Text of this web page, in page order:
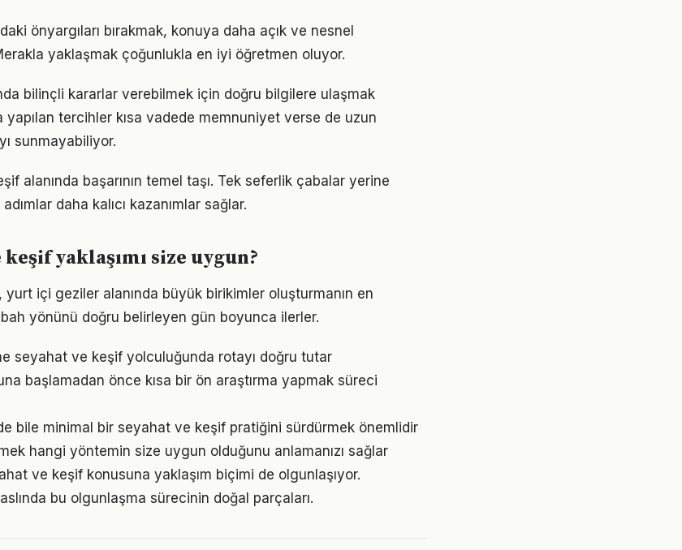
önyargıları bırakmak, konuya daha açık ve nesnel
yaklaşmak çoğunlukla en iyi öğretmen oluyor.
bilinçli kararlar verebilmek için doğru bilgilere ulaşmak
tercihler kısa vadede memnuniyet verse de uzun
sunmayabiliyor.
alanında başarının temel taşı. Tek seferlik çabalar yerine
daha kalıcı kazanımlar sağlar.
yaklaşımı size uygun?
yurt içi geziler alanında büyük birikimler oluşturmanın en
yönünü doğru belirleyen gün boyunca ilerler.
seyahat ve keşif yolculuğunda rotayı doğru tutar
başlamadan önce kısa bir ön araştırma yapmak süreci
bile minimal bir seyahat ve keşif pratiğini sürdürmek önemlidir
hangi yöntemin size uygun olduğunu anlamanızı sağlar
ve keşif konusuna yaklaşım biçimi de olgunlaşıyor.
bu olgunlaşma sürecinin doğal parçaları.